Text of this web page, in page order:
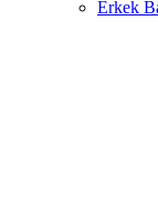
Erkek